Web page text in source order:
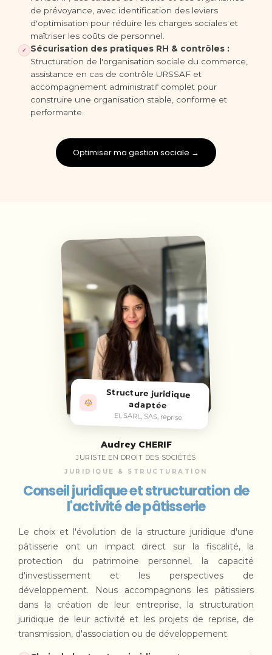
de prévoyance, avec identification des leviers
d'optimisation pour réduire les charges sociales et
maîtriser les coûts de personnel.
✓
Sécurisation des pratiques RH & contrôles :
Structuration de l'organisation sociale du commerce,
assistance en cas de contrôle URSSAF et
accompagnement administratif complet pour
construire une organisation stable, conforme et
performante.
Optimiser ma gestion sociale →
Structure juridique
adaptée
EI, SARL, SAS, reprise
Audrey CHERIF
JURISTE EN DROIT DES SOCIÉTÉS
JURIDIQUE & STRUCTURATION
Conseil juridique et structuration de
l'activité de pâtisserie
Le choix et l'évolution de la structure juridique d'une
pâtisserie ont un impact direct sur la fiscalité, la
protection du patrimoine personnel, la capacité
d'investissement et les perspectives de
développement. Nous accompagnons les pâtissiers
dans la création de leur entreprise, la structuration
juridique de leur activité et les projets de reprise, de
transmission, d'association ou de développement.